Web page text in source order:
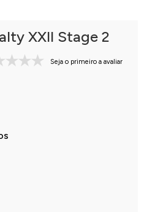
XXII Stage 2
Seja o primeiro a avaliar